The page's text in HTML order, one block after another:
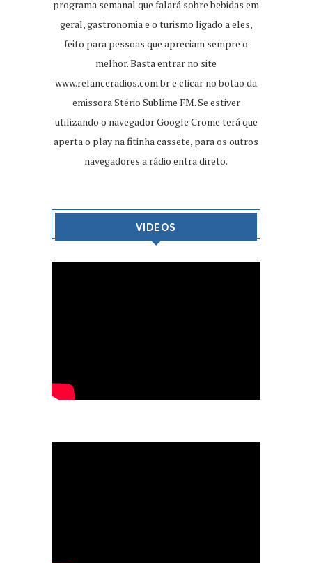
programa semanal que falará sobre bebidas em
geral, gastronomia e o turismo ligado a eles,
feito para pessoas que apreciam sempre o
melhor. Basta entrar no site
www.relanceradios.com.bre clicar no botão da
emissora Stério Sublime FM. Se estiver
utilizando o navegador Google Crome terá que
aperta o play na fitinha cassete, para os outros
navegadores a rádio entra direto.
VIDEOS